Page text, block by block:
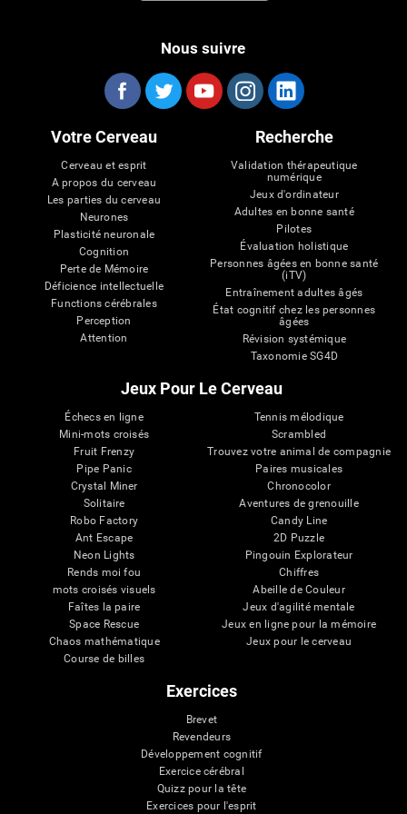
Nous suivre
Votre Cerveau
Cerveau et esprit
A propos du cerveau
Les parties du cerveau
Neurones
Plasticité neuronale
Cognition
Perte de Mémoire
Déficience intellectuelle
Functions cérébrales
Perception
Attention
Recherche
Validation thérapeutique
numérique
Jeux d'ordinateur
Adultes en bonne santé
Pilotes
Évaluation holistique
Personnes âgées en bonne santé
(iTV)
Entraînement adultes âgés
État cognitif chez les personnes
âgées
Révision systémique
Taxonomie SG4D
Jeux Pour Le Cerveau
Échecs en ligne
Mini-mots croisés
Fruit Frenzy
Pipe Panic
Crystal Miner
Solitaire
Robo Factory
Ant Escape
Neon Lights
Rends moi fou
mots croisés visuels
Faîtes la paire
Space Rescue
Chaos mathématique
Course de billes
Tennis mélodique
Scrambled
Trouvez votre animal de compagnie
Paires musicales
Chronocolor
Aventures de grenouille
Candy Line
2D Puzzle
Pingouin Explorateur
Chiffres
Abeille de Couleur
Jeux d'agilité mentale
Jeux en ligne pour la mémoire
Jeux pour le cerveau
Exercices
Brevet
Revendeurs
Développement cognitif
Exercice cérébral
Quizz pour la tête
Exercices pour l'esprit